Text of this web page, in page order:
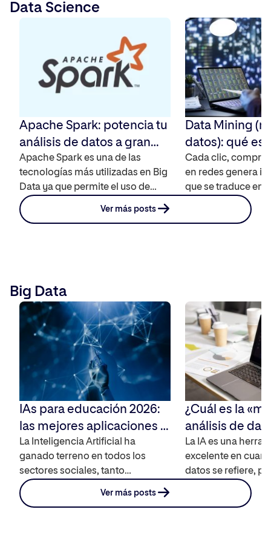
visibilidad y aumentar
es Shopify? […]
Data Science
Apache Spark: potencia tu
análisis de datos a gran
escala
Apache Spark es una de las
tecnologías más utilizadas en Big
Data ya que permite el uso de
datos en memoria, es compatible
con distintos lenguajes y
contamos qué es Apache Spark y
[…]
Data Mining
datos): qué
su impacto en
Cada clic, compra
en redes genera
que se traduce en
datos que, bien
pueden revelar
en la actualidad.
es la minería de
Ver más posts
Big Data
IAs para educación 2026:
las mejores aplicaciones y
herramientas para
docentes y estudiantes
La Inteligencia Artificial ha
ganado terreno en todos los
sectores sociales, tanto
profesionales como educativos.
Pero ¿sabes cuáles son las
¿Cuál es la
análisis de
mapeo de
herramientas
(2025)
La IA es una
excelente en
datos se refiere,
vez más empresas
profesionales
Ver más posts